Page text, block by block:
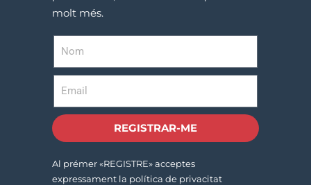
molt més.
REGISTRAR-ME
Al prémer «REGISTRE» acceptes
expressament la política de privacitat